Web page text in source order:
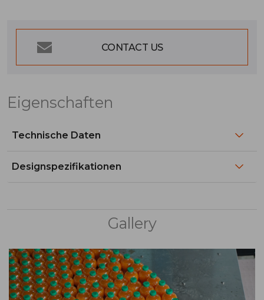
CONTACT US
Eigenschaften
Technische Daten
Designspezifikationen
Gallery